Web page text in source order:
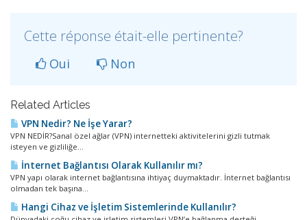
Cette réponse était-elle pertinente?
Oui Non
Related Articles
VPN Nedir? Ne İşe Yarar?
VPN NEDİR?Sanal özel ağlar (VPN) internetteki aktivitelerini gizli tutmak
isteyen ve gizliliğe...
İnternet Bağlantısı Olarak Kullanılır mı?
VPN yapı olarak internet bağlantısına ihtiyaç duymaktadır. İnternet bağlantısı
olmadan tek başına...
Hangi Cihaz ve İşletim Sistemlerinde Kullanılır?